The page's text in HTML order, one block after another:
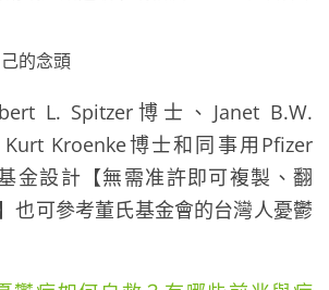
的念頭
L. Spitzer博士、Janet B.W.
Kroenke博士和同事用Pfizer
金設計【無需准許即可複製、翻
也可參考董氏基金會的台灣人憂鬱